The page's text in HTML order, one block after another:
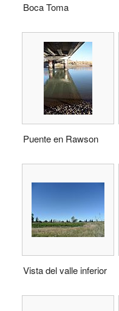
Boca Toma
Puente en Rawson
Vista del valle inferior